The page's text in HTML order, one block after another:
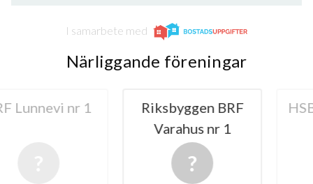
I samarbete med
Närliggande föreningar
nr 1
Riksbyggen BRF
Varahus nr 1
HSB